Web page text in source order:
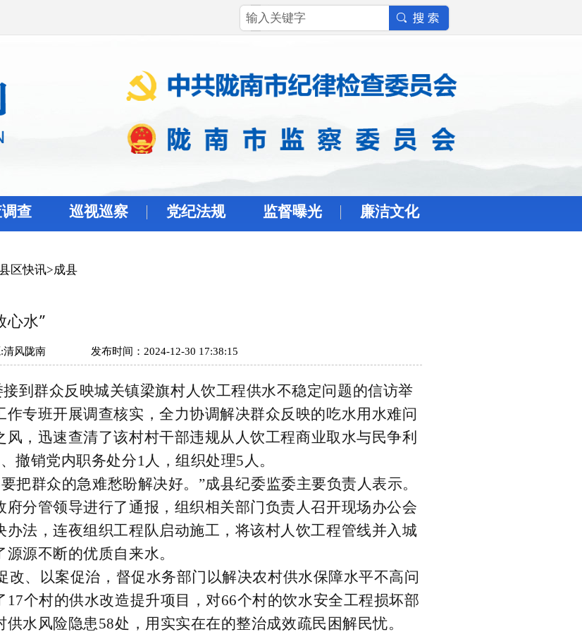
查 巡视巡察 党纪法规 监督曝光 廉洁文化
区快讯>成县
心水”
清风陇南 发布时间： 2024-12-30 17:38:15
接到群众反映城关镇梁旗村人饮工程供水不稳定问题的信访举
专班开展调查核实，全力协调解决群众反映的吃水用水难问
风，迅速查清了该村村干部违规从人饮工程商业取水与民争利
撤销党内职务处分1人，组织处理5人 。
群众的急难愁盼解决好。 ”成县纪委监委主要负责人表示。
府分管领导进行了通报，组织相关部门负责人召开现场办公会
法，连夜组织工程队启动施工，将该村人饮工程管线并入城
源不断的优质自来水。
改、 以案促治 ， 督促水务部门以解决农村供水保障水平不高问
个村的供水改造提升项目，对66个村的饮水安全工程损坏部
供水风险隐患58处，用实实在在的整治成效疏民困解民忧。